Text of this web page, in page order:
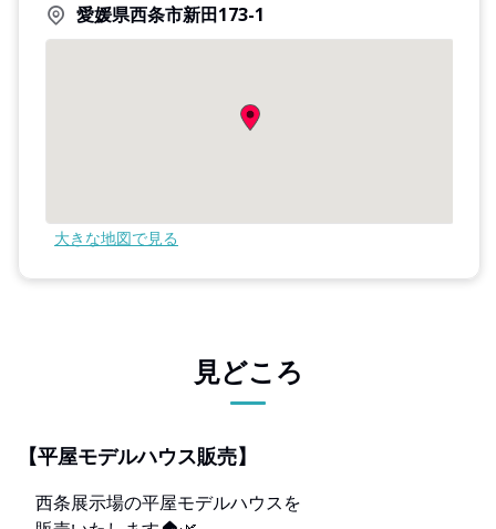
愛媛県西条市新田173-1
大きな地図で見る
見どころ
【平屋モデルハウス販売】
西条展示場の平屋モデルハウスを